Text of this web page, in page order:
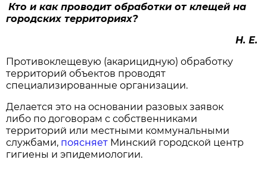
Кто и как проводит обработки от клещей на
городских территориях?
Н. Е.
Противоклещевую (акарицидную) обработку
территорий объектов проводят
специализированные организации.
Делается это на основании разовых заявок
либо по договорам с собственниками
территорий или местными коммунальными
службами, поясняет Минский городской центр
гигиены и эпидемиологии.